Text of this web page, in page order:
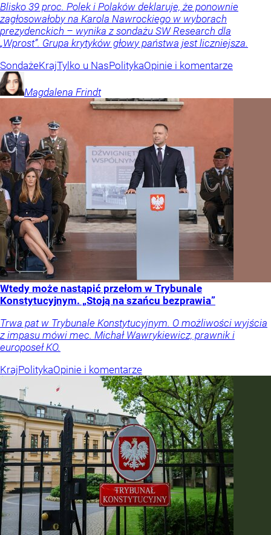
Blisko 39 proc. Polek i Polaków deklaruje, że ponownie
zagłosowałoby na Karola Nawrockiego w wyborach
prezydenckich – wynika z sondażu SW Research dla
„Wprost”. Grupa krytyków głowy państwa jest liczniejsza.
SondażeKrajTylko u NasPolitykaOpinie i komentarze
Magdalena Frindt
Wtedy może nastąpić przełom w Trybunale
Konstytucyjnym. „Stoją na szańcu bezprawia”
Trwa pat w Trybunale Konstytucyjnym. O możliwości wyjścia
z impasu mówi mec. Michał Wawrykiewicz, prawnik i
europoseł KO.
KrajPolitykaOpinie i komentarze